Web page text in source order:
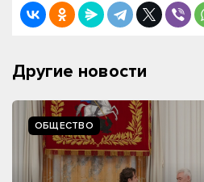
Другие новости
ОБЩЕСТВО